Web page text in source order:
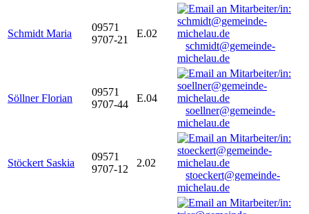
Schmidt Maria
09571
9707-21
E.02
schmidt@gemeinde-
michelau.de
Söllner Florian
09571
9707-44
E.04
soellner@gemeinde-
michelau.de
Stöckert Saskia
09571
9707-12
2.02
stoeckert@gemeinde-
michelau.de